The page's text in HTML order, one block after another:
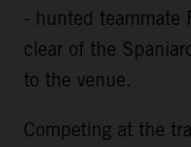
- hunted teammate
clear of the
to the venue.
Competing at the